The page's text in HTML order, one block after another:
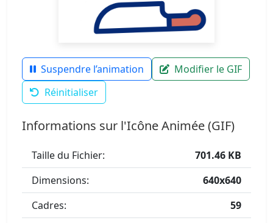
Suspendre l’animation
Modifier le GIF
Réinitialiser
Informations sur l'Icône Animée (GIF)
Taille du Fichier:
701.46 KB
Dimensions:
640x640
Cadres:
59